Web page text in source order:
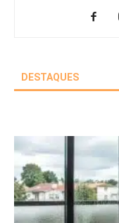
DESTAQUES